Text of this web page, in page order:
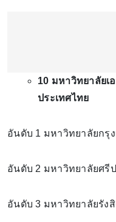
10 มหาวิทยาลัย
ประเทศไทย
อันดับ 1 มหาวิทยาลัยกรุ
อันดับ 2 มหาวิทยาลัยศรี
อันดับ 3 มหาวิทยาลัยรัง